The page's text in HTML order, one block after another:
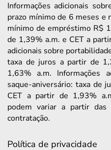
Informações adicionais
prazo mínimo de 6 meses e
mínimo de empréstimo R$
de 1,39% a.m. e CET a
adicionais sobre
taxa de juros a partir de
1,63% a.m. Informações
saque-aniversário: taxa de
CET a partir de 1,93%
podem variar a partir das
contratação.
Política de privacidade